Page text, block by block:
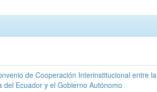
de Cooperación Interinstitucional entre la
del Ecuador y el Gobierno Autónomo